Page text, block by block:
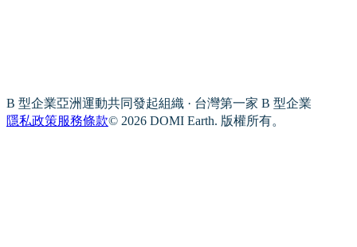
B 型企業亞洲運動共同發起組織 · 台灣第一家 B 型企業
隱私政策服務條款© 2026 DOMI Earth. 版權所有。